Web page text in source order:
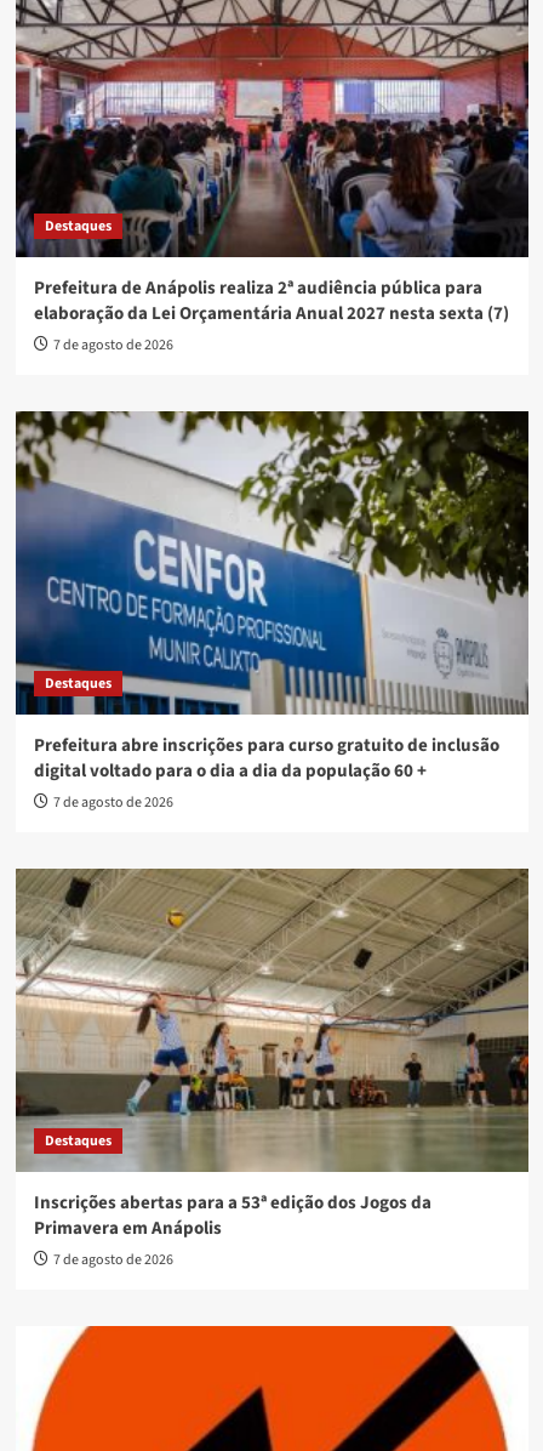
Destaques
Prefeitura de Anápolis realiza 2ª audiência pública para
elaboração da Lei Orçamentária Anual 2027 nesta sexta (7)
7 de agosto de 2026
Destaques
Prefeitura abre inscrições para curso gratuito de inclusão
digital voltado para o dia a dia da população 60 +
7 de agosto de 2026
Destaques
Inscrições abertas para a 53ª edição dos Jogos da
Primavera em Anápolis
7 de agosto de 2026